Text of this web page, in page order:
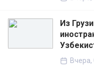
Из
Вчера,